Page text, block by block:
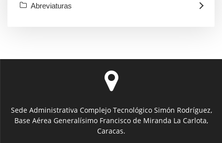
Abreviaturas
Sede Administrativa Complejo Tecnológico Simón Rodríguez,
Base Aérea Generalísimo Francisco de Miranda La Carlota,
Caracas.